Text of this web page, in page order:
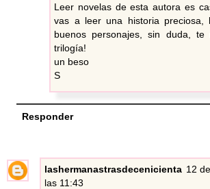
Leer novelas de esta autora es
vas a leer una historia preciosa,
buenos personajes, sin duda, te
trilogía!
un beso
S
Responder
lashermanastrasdecenicienta 12
las 11:43